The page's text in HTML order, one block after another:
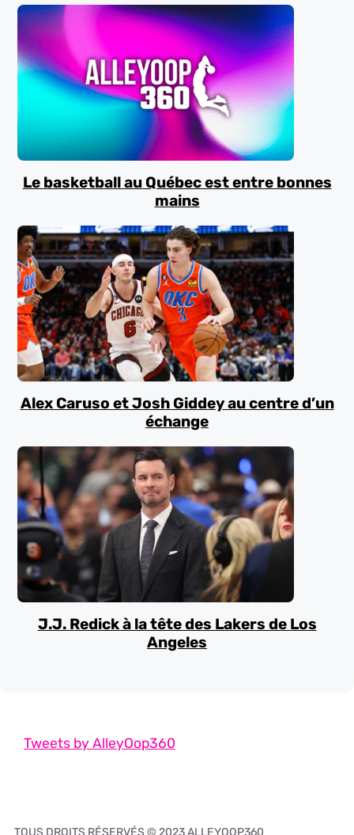
Le basketball au Québec est entre bonnes
mains
Alex Caruso et Josh Giddey au centre d’un
échange
J.J. Redick à la tête des Lakers de Los
Angeles
Tweets by AlleyOop360
TOUS DROITS RÉSERVÉS © 2023 ALLEYOOP360